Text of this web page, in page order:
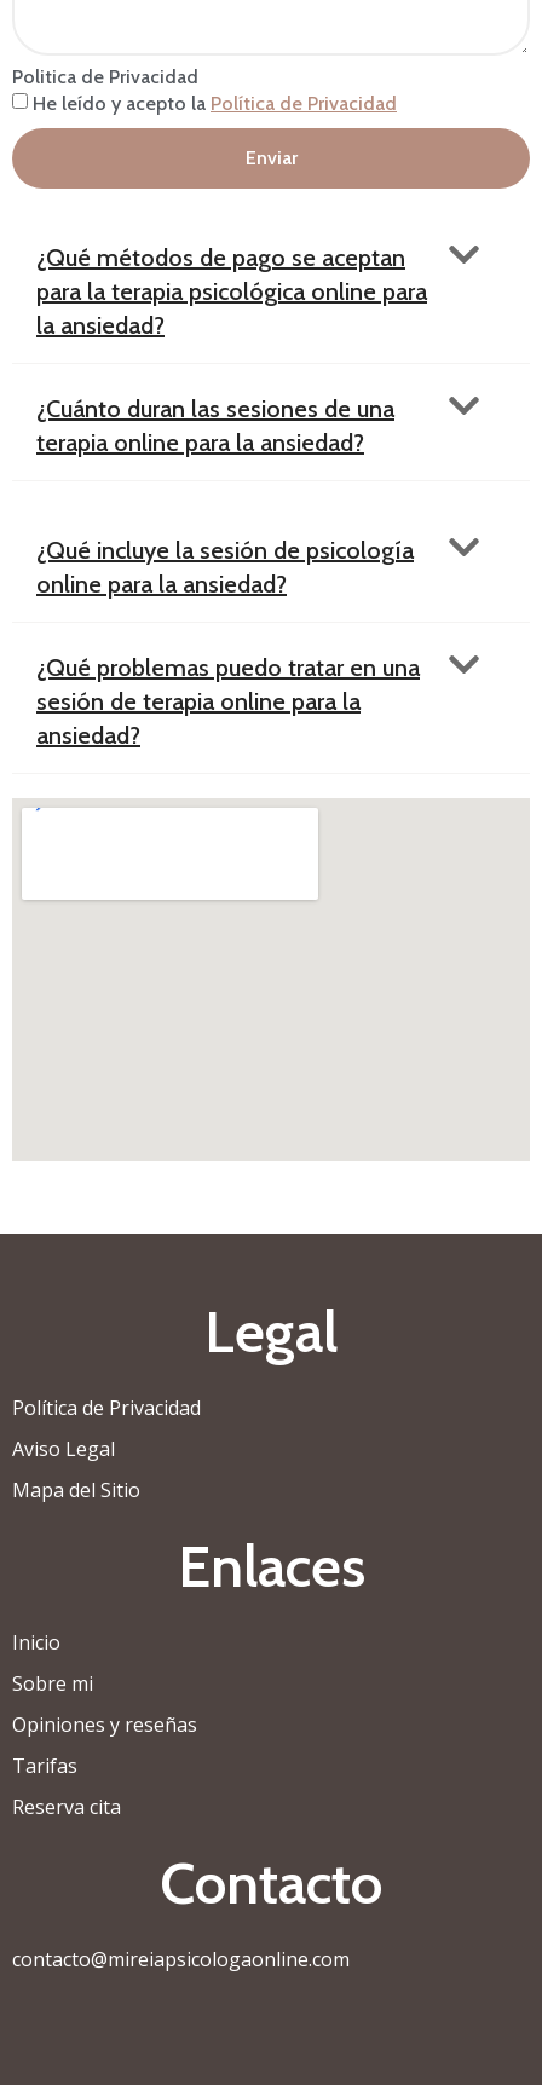
Politica de Privacidad
He leído y acepto la Política de Privacidad
Enviar
¿Qué métodos de pago se aceptan
para la terapia psicológica online para
la ansiedad?
¿Cuánto duran las sesiones de una
terapia online para la ansiedad?
¿Qué incluye la sesión de psicología
online para la ansiedad?
¿Qué problemas puedo tratar en una
sesión de terapia online para la
ansiedad?
Legal
Política de Privacidad
Aviso Legal
Mapa del Sitio
Enlaces
Inicio
Sobre mi
Opiniones y reseñas
Tarifas
Reserva cita
Contacto
contacto@mireiapsicologaonline.com